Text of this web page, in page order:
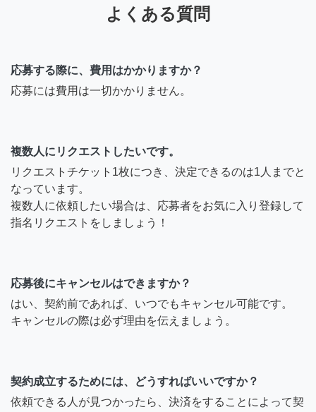
よくある質問
応募する際に、費用はかかりますか？
応募には費用は一切かかりません。
複数人にリクエストしたいです。
リクエストチケット1枚につき、決定できるのは1人までと
なっています。
複数人に依頼したい場合は、応募者をお気に入り登録して
指名リクエストをしましょう！
応募後にキャンセルはできますか？
はい、契約前であれば、いつでもキャンセル可能です。
キャンセルの際は必ず理由を伝えましょう。
契約成立するためには、どうすればいいですか？
依頼できる人が見つかったら、決済をすることによって契